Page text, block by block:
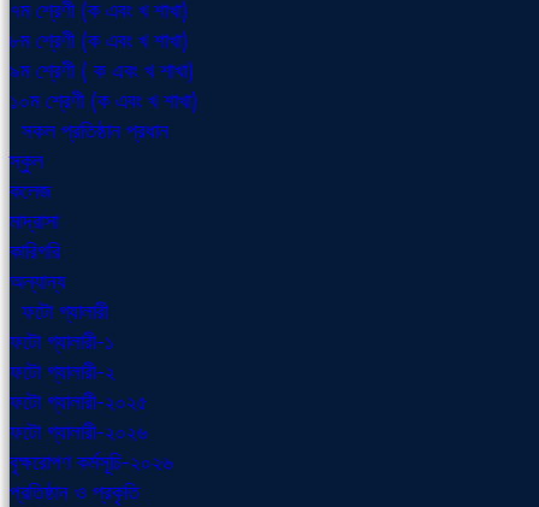
৭ম শ্রেণী (ক এবং খ শাখা)
৮ম শ্রেণী (ক এবং খ শাখা)
৯ম শ্রেণী ( ক এবং খ শাখা)
১০ম শ্রেণী (ক এবং খ শাখা)
সকল প্রতিষ্ঠান প্রধান
স্কুল
কলেজ
মাদ্রাসা
কারিগরি
অন্যান্য
ফটো গ্যালারী
ফটো গ্যালারী-১
ফটো গ্যালারী-২
ফটো গ্যালারী-২০২৫
ফটো গ্যালারী-২০২৬
বৃক্ষরোপণ কর্মসূচি-২০২৬
প্রতিষ্ঠান ও প্রকৃতি